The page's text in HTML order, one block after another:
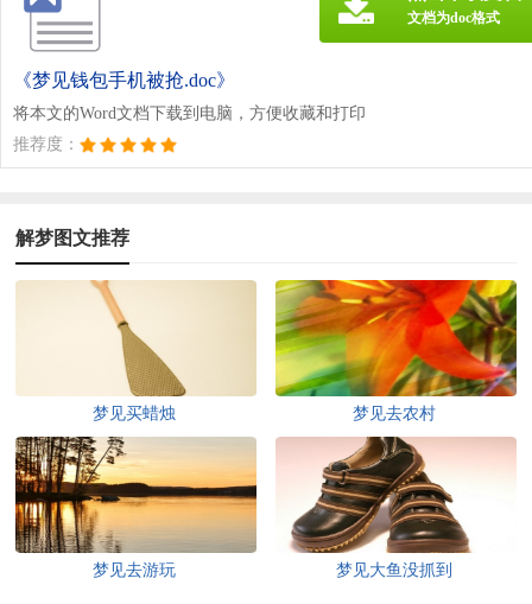
《梦见钱包手机被抢.doc》
将本文的Word文档下载到电脑，方便收藏和打印
推荐度：
文档为doc格式
解梦图文推荐
梦见买蜡烛 梦见去农村
梦见去游玩 梦见大鱼没抓到